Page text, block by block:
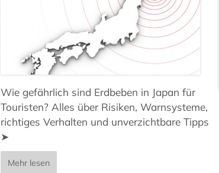
Wie gefährlich sind Erdbeben in Japan für
Touristen? Alles über Risiken, Warnsysteme,
richtiges Verhalten und unverzichtbare Tipps
➤
Mehr lesen